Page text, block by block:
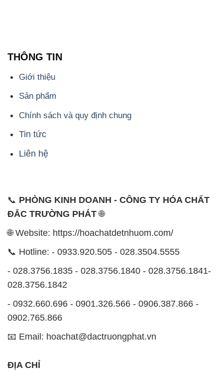
THÔNG TIN
Giới thiệu
Sản phẩm
Chính sách và quy định chung
Tin tức
Liên hệ
📞 PHÒNG KINH DOANH - CÔNG TY HÓA CHẤT
ĐẮC TRƯỜNG PHÁT🌐
🌐 Website: https://hoachatdetnhuom.com/
📞 Hotline: - 0933.920.505 - 028.3504.5555
- 028.3756.1835 - 028.3756.1840 - 028.3756.1841-
028.3756.1842
- 0932.660.696 - 0901.326.566 - 0906.387.866 -
0902.765.866
📧 Email: hoachat@dactruongphat.vn
ĐỊA CHỈ